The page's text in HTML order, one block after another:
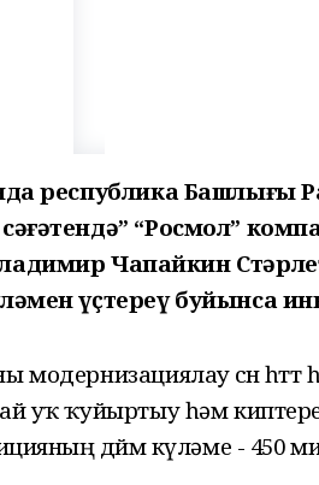
республика Башлығы
“Росмол”
Чапайкин
үҫтереү буйынса
өсөн
уҡ ҡуйыртыу һәм
дөйөм күләме - 450